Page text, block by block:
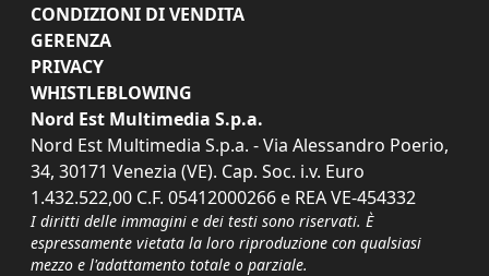
CONDIZIONI DI VENDITA
GERENZA
PRIVACY
WHISTLEBLOWING
Nord Est Multimedia S.p.a.
Nord Est Multimedia S.p.a. - Via Alessandro Poerio,
34, 30171 Venezia (VE). Cap. Soc. i.v. Euro
1.432.522,00 C.F. 05412000266 e REA VE-454332
I diritti delle immagini e dei testi sono riservati. È
espressamente vietata la loro riproduzione con qualsiasi
mezzo e l'adattamento totale o parziale.